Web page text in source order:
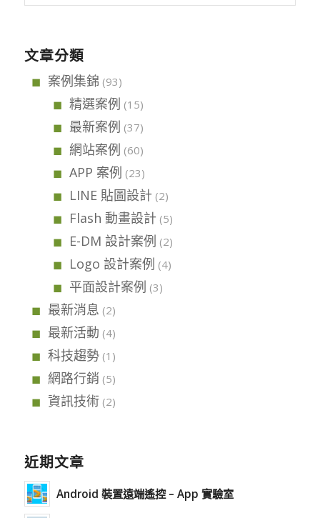
文章分類
案例集錦 (93)
精選案例 (15)
最新案例 (37)
網站案例 (60)
APP 案例 (23)
LINE 貼圖設計(2)
Flash 動畫設計(5)
E-DM 設計案例 (2)
Logo 設計案例 (4)
平面設計案例 (3)
最新消息 (2)
最新活動 (4)
科技趨勢(1)
網路行銷 (5)
資訊技術(2)
近期文章
Android 裝置遠端遙控 – App 實驗室